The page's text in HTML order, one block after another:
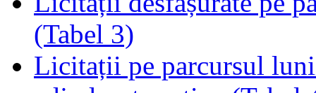
(Tabel 3)
Licitații pe parcursul